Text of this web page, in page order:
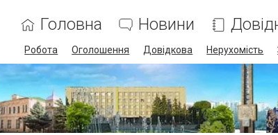
Головна Новини
Робота Оголошення Довідкова Нерухомість